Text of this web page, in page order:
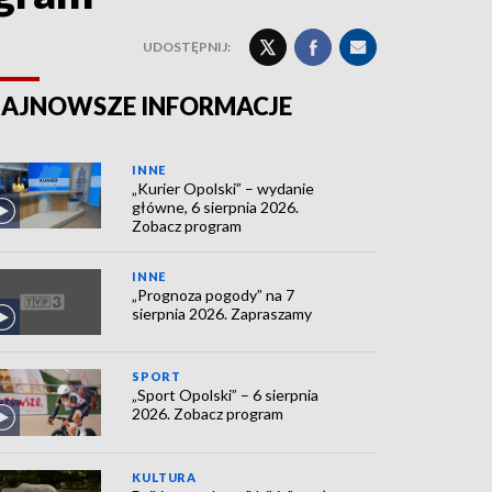
UDOSTĘPNIJ:
INFORMACJE
INNE
„Kurier Opolski” – wydanie
główne, 6 sierpnia 2026.
Zobacz program
INNE
„Prognoza pogody” na 7
sierpnia 2026. Zapraszamy
SPORT
„Sport Opolski” – 6 sierpnia
2026. Zobacz program
KULTURA